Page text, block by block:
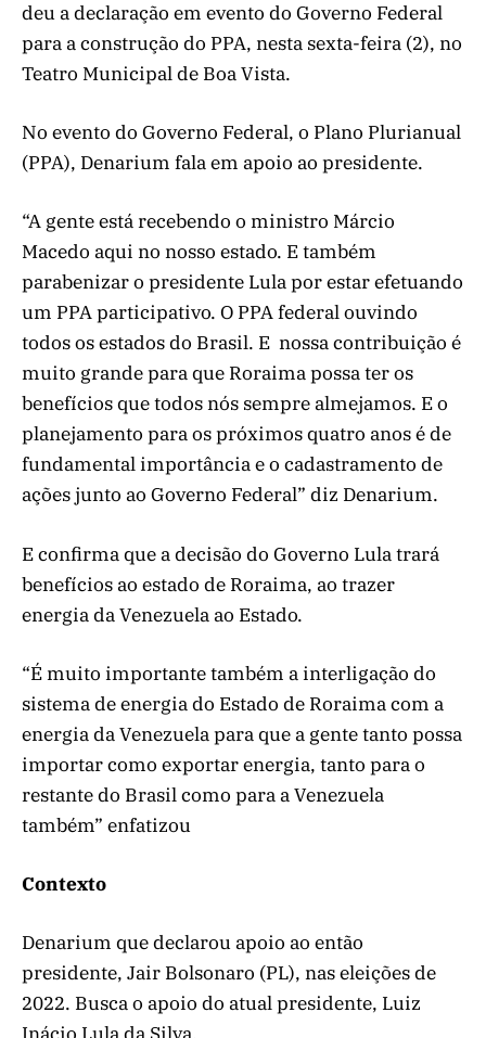
deu a declaração em evento do Governo Federal
para a construção do PPA, nesta sexta-feira (2), no
Teatro Municipal de Boa Vista.
No evento do Governo Federal, o Plano Plurianual
(PPA), Denarium fala em apoio ao presidente.
“A gente está recebendo o ministro Márcio
Macedo aqui no nosso estado. E também
parabenizar o presidente Lula por estar efetuando
um PPA participativo. O PPA federal ouvindo
todos os estados do Brasil. E nossa contribuição é
muito grande para que Roraima possa ter os
benefícios que todos nós sempre almejamos. E o
planejamento para os próximos quatro anos é de
fundamental importância e o cadastramento de
ações junto ao Governo Federal” diz Denarium.
E confirma que a decisão do Governo Lula trará
benefícios ao estado de Roraima, ao trazer
energia da Venezuela ao Estado.
“É muito importante também a interligação do
sistema de energia do Estado de Roraima com a
energia da Venezuela para que a gente tanto possa
importar como exportar energia, tanto para o
restante do Brasil como para a Venezuela
também” enfatizou
Contexto
Denarium que declarou apoio ao então
presidente, Jair Bolsonaro (PL), nas eleições de
2022. Busca o apoio do atual presidente, Luiz